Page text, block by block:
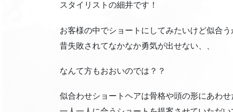
スタイリストの細井です！
お客様の中でショートにしてみたいけど似合う
昔失敗されてなかなか勇気が出せない、、
なんて方もおおいのでは？？
似合わせショートヘアは骨格や頭の形にあわせ